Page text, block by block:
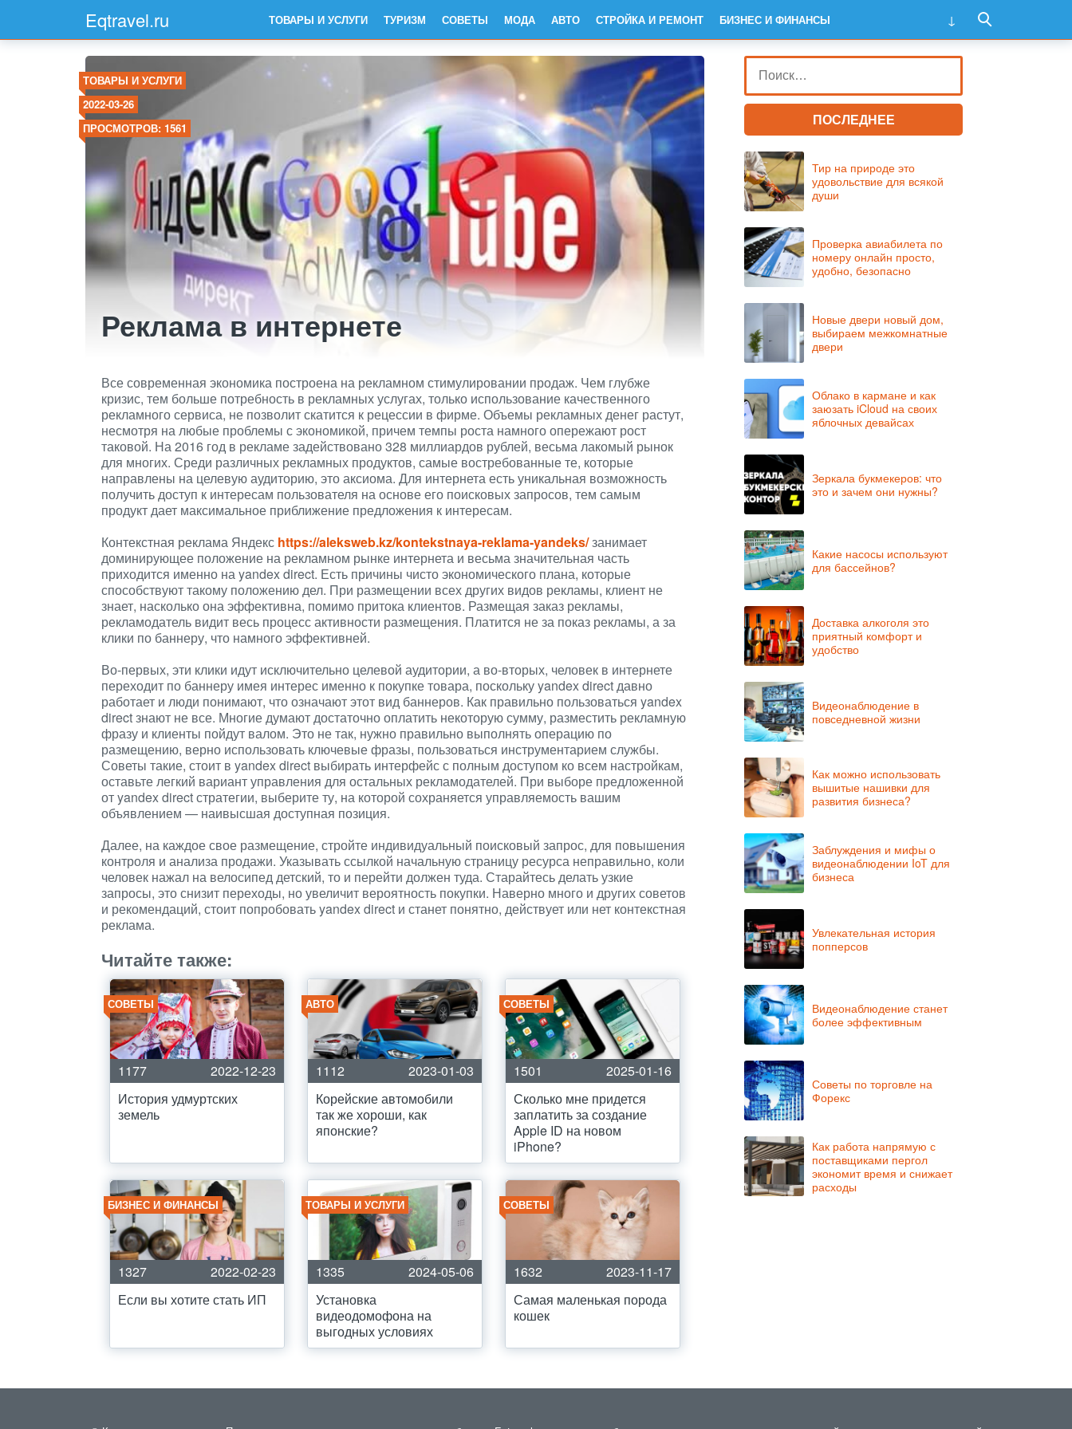
Eqtravel.ru ТОВАРЫ И УСЛУГИ ТУРИЗМ СОВЕТЫ МОДА АВТО СТРОЙКА И РЕМОНТ БИЗНЕС И ФИНАНСЫ
ТОВАРЫ И УСЛУГИ
2022-03-26
ПРОСМОТРОВ: 1561
Реклама в интернете
Все современная экономика построена на рекламном стимулировании продаж. Чем глубже
кризис, тем больше потребность в рекламных услугах, только использование качественного
рекламного сервиса, не позволит скатится к рецессии в фирме. Объемы рекламных денег растут,
несмотря на любые проблемы с экономикой, причем темпы роста намного опережают рост
таковой. На 2016 год в рекламе задействовано 328 миллиардов рублей, весьма лакомый рынок
для многих. Среди различных рекламных продуктов, самые востребованные те, которые
направлены на целевую аудиторию, это аксиома. Для интернета есть уникальная возможность
получить доступ к интересам пользователя на основе его поисковых запросов, тем самым
продукт дает максимальное приближение предложения к интересам.
Контекстная реклама Яндекс https://aleksweb.kz/kontekstnaya-reklama-yandeks/занимает
доминирующее положение на рекламном рынке интернета и весьма значительная часть
приходится именно на yandex direct. Есть причины чисто экономического плана, которые
способствуют такому положению дел. При размещении всех других видов рекламы, клиент не
знает, насколько она эффективна, помимо притока клиентов. Размещая заказ рекламы,
рекламодатель видит весь процесс активности размещения. Платится не за показ рекламы, а за
клики по баннеру, что намного эффективней.
Во-первых, эти клики идут исключительно целевой аудитории, а во-вторых, человек в интернете
переходит по баннеру имея интерес именно к покупке товара, поскольку yandex direct давно
работает и люди понимают, что означают этот вид баннеров. Как правильно пользоваться yandex
direct знают не все. Многие думают достаточно оплатить некоторую сумму, разместить рекламную
фразу и клиенты пойдут валом. Это не так, нужно правильно выполнять операцию по
размещению, верно использовать ключевые фразы, пользоваться инструментарием службы.
Советы такие, стоит в yandex direct выбирать интерфейс с полным доступом ко всем настройкам,
оставьте легкий вариант управления для остальных рекламодателей. При выборе предложенной
от yandex direct стратегии, выберите ту, на которой сохраняется управляемость вашим
объявлением — наивысшая доступная позиция.
Далее, на каждое свое размещение, стройте индивидуальный поисковый запрос, для повышения
контроля и анализа продажи. Указывать ссылкой начальную страницу ресурса неправильно, коли
человек нажал на велосипед детский, то и перейти должен туда. Старайтесь делать узкие
запросы, это снизит переходы, но увеличит вероятность покупки. Наверно много и других советов
и рекомендаций, стоит попробовать yandex direct и станет понятно, действует или нет контекстная
реклама.
Читайте также:
СОВЕТЫ
1177
2022-12-23
История удмуртских
земель
АВТО
1112
2023-01-03
Корейские автомобили
так же хороши, как
японские?
СОВЕТЫ
1501
2025-01-16
Сколько мне придется
заплатить за создание
Apple ID на новом
iPhone?
БИЗНЕС И ФИНАНСЫ
1327
2022-02-23
Если вы хотите стать ИП
ТОВАРЫ И УСЛУГИ
1335
2024-05-06
Установка
видеодомофона на
выгодных условиях
СОВЕТЫ
1632
2023-11-17
Самая маленькая порода
кошек
ПОСЛЕДНЕЕ
Тир на природе это
удовольствие для всякой
души
Проверка авиабилета по
номеру онлайн просто,
удобно, безопасно
Новые двери новый дом,
выбираем межкомнатные
двери
Облако в кармане и как
заюзать iCloud на своих
яблочных девайсах
Зеркала букмекеров: что
это и зачем они нужны?
Какие насосы используют
для бассейнов?
Доставка алкоголя это
приятный комфорт и
удобство
Видеонаблюдение в
повседневной жизни
Как можно использовать
вышитые нашивки для
развития бизнеса?
Заблуждения и мифы о
видеонаблюдении IoT для
бизнеса
Увлекательная история
попперсов
Видеонаблюдение станет
более эффективным
Советы по торговле на
Форекс
Как работа напрямую с
поставщиками пергол
экономит время и снижает
расходы